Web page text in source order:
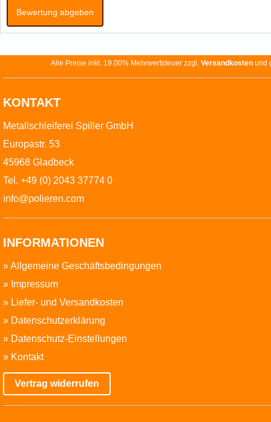
Bewertung abgeben
Alle Preise inkl. 19.00% Mehrwertsteuer zzgl. Versandkostenund
KONTAKT
Metallschleiferei Spiller GmbH
Europastr. 53
45968 Gladbeck
Tel. +49 (0) 2043 37774 0
info@polieren.com
INFORMATIONEN
»Allgemeine Geschäftsbedingungen
» Impressum
» Liefer- und Versandkosten
» Datenschutzerklärung
» Datenschutz-Einstellungen
» Kontakt
Vertrag widerrufen